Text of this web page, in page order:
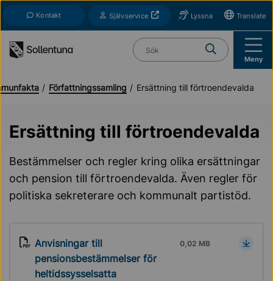
Kontakt SjälvserviceÖppnas i nytt fönsterLyssna Translate
Vad söker du?
Meny
Författningssamling Ersättning till förtroendevalda
Ersättning till förtroendevalda
Bestämmelser och regler kring olika ersättningar
och pension till förtroendevalda. Även regler för
politiska sekreterare och kommunalt partistöd.
Anvisningar till
pensionsbestämmelser för
heltidssysselsatta
0,02 MB